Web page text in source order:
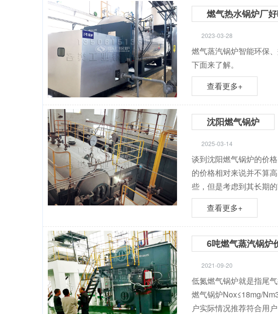
燃气热水锅炉厂
2023-03-28
燃气蒸汽锅炉智能环保
下面来了解。
查看更多+
沈阳燃气锅炉
2025-03-14
谈到沈阳燃气锅炉的价
的价格相对来说并不算
些，但是考虑到其长期
查看更多+
6吨燃气蒸汽锅炉
2021-09-20
低氮燃气锅炉就是指尾
燃气锅炉Nox≤18mg/
户实际情况推荐符合用户